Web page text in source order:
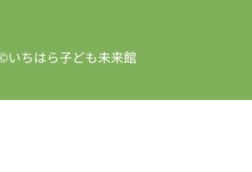
いちはら子ども未来館